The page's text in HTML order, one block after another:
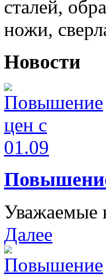
сталей,
ножи,
Новости
Уважаемые
Далее